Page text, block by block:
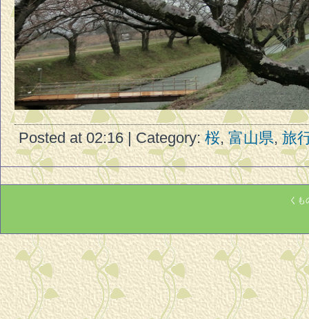
Posted at 02:16 | Category:桜,富山県,旅
く